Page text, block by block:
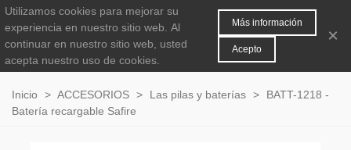
0
Inicio > ACCESORIOS > Las pilas y baterías >
BATT-1218 -
Batería recargable Safire
Utilizamos cookies para mejorar su
experiencia en nuestro sitio web. Al
continuar en nuestro sitio web, usted
acepta nuestro uso de cookies.
Más información
Acepto
×